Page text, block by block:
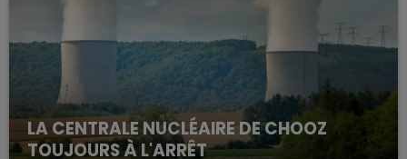
LA CENTRALE NUCLÉAIRE DE CHOOZ
TOUJOURS À L'ARRÊT